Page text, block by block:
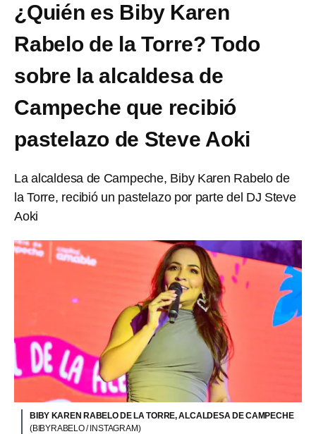
¿Quién es Biby Karen
Rabelo de la Torre? Todo
sobre la alcaldesa de
Campeche que recibió
pastelazo de Steve Aoki
La alcaldesa de Campeche, Biby Karen Rabelo de
la Torre, recibió un pastelazo por parte del DJ Steve
Aoki
BIBY KAREN RABELO DE LA TORRE, ALCALDESA DE CAMPECHE
(BIBYRABELO / INSTAGRAM)